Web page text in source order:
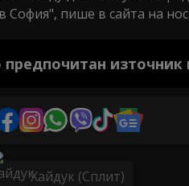
пише в сайта на
източник
Хайдук (Сплит)